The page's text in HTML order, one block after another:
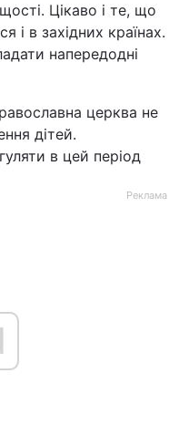
Цікаво і те, що
і в західних країнах.
напередодні
церква не
дітей.
в цей період
Реклама